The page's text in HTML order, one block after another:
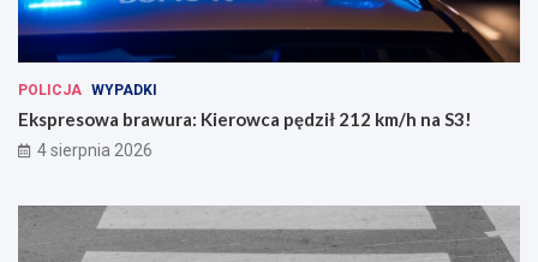
POLICJA WYPADKI
Ekspresowa brawura: Kierowca pędził 212 km/h na S3!
4 sierpnia 2026